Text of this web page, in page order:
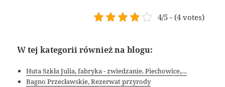
4/5 - (4 votes)
W tej kategorii również na blogu:
Huta Szkła Julia, fabryka - zwiedzanie. Piechowice,…
Bagno Przecławskie, Rezerwat przyrody